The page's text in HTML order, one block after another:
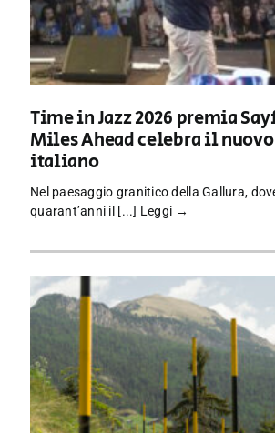
Time in Jazz 2026 premia
Miles Ahead celebra il
italiano
Nel paesaggio granitico della Gallura,
quarant’anni il [...] Leggi →